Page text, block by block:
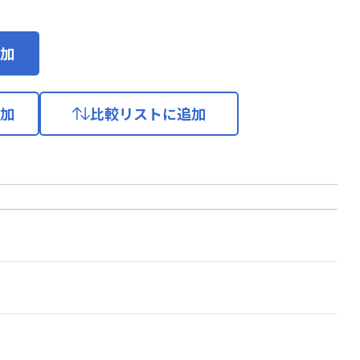
比較リストに追加